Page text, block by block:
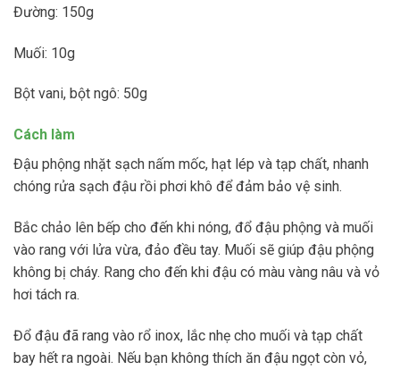
Đường: 150g
Muối: 10g
Bột vani, bột ngô: 50g
Cách làm
Đậu phộng nhặt sạch nấm mốc, hạt lép và tạp chất, nhanh
chóng rửa sạch đậu rồi phơi khô để đảm bảo vệ sinh.
Bắc chảo lên bếp cho đến khi nóng, đổ đậu phộng và muối
vào rang với lửa vừa, đảo đều tay. Muối sẽ giúp đậu phộng
không bị cháy. Rang cho đến khi đậu có màu vàng nâu và vỏ
hơi tách ra.
Đổ đậu đã rang vào rổ inox, lắc nhẹ cho muối và tạp chất
bay hết ra ngoài. Nếu bạn không thích ăn đậu ngọt còn vỏ,